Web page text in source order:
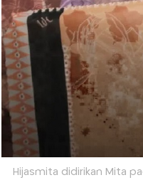
Hijasmita didirikan Mita